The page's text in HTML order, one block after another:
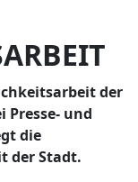
der
und
die
der Stadt.